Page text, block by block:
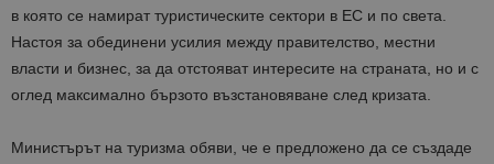
в която се намират туристическите сектори в ЕС и по света.
Настоя за обединени усилия между правителство, местни
власти и бизнес, за да отстояват интересите на страната, но и с
оглед максимално бързото възстановяване след кризата.
Министърът на туризма обяви, че е предложено да се създаде